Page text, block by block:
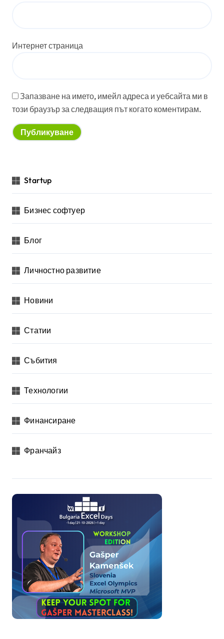
Интернет страница
Запазване на името, имейл адреса и уебсайта ми в
този браузър за следващия път когато коментирам.
Startup
Бизнес софтуер
Блог
Личностно развитие
Новини
Статии
Събития
Технологии
Финансиране
Франчайз